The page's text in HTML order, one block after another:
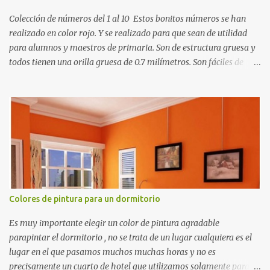
Colección de números del 1 al 10 Estos bonitos números se han
realizado en color rojo. Y se realizado para que sean de utilidad
para alumnos y maestros de primaria. Son de estructura gruesa y
todos tienen una orilla gruesa de 0.7 milímetros. Son fáciles de
matemáticos, para decorar los cumpleaños de los niños, entre
otras cosas.
Colores de pintura para un dormitorio
Es muy importante elegir un color de pintura agradable
parapintar el dormitorio , no se trata de un lugar cualquiera es el
lugar en el que pasamos muchos muchas horas y no es
precisamente un cuarto de hotel que utilizamos solamente para